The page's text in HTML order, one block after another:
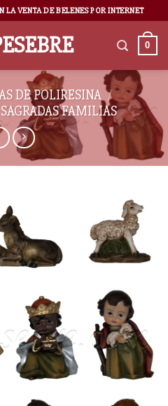
VENTA DE BELENES POR INTERNET
0
DE POLIRESINA /
FAMILIAS